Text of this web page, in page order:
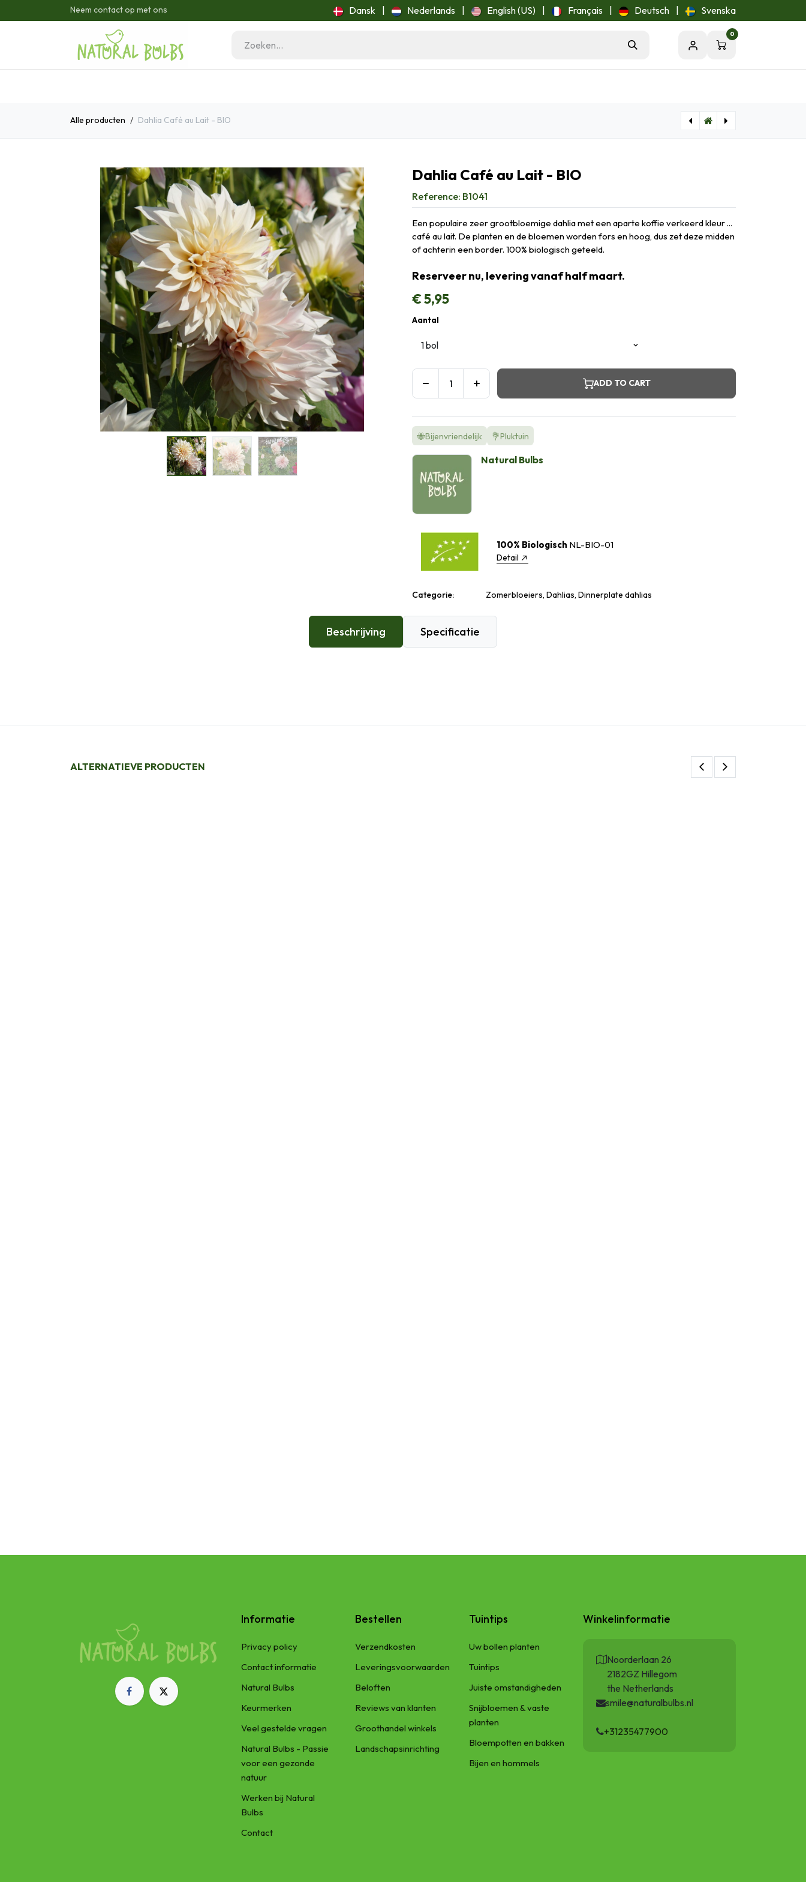
Overslaan naar inhoudNeem contact op met ons Dansk | Nederlands | English (US) | Français | Deutsch | Svenska
0
Alle producten Dahlia Café au Lait - BIO
Dahlia Café au Lait - BIO
Reference: B1041
Een populaire zeer grootbloemige dahlia met een aparte koffie verkeerd kleur ...
café au lait. De planten en de bloemen worden fors en hoog, dus zet deze midden
of achterin een border. 100% biologisch geteeld.
Reserveer nu, levering vanaf half maart.
€5,95
Aantal
ADD TO CART
🐝Bijenvriendelijk 💐Pluktuin
Natural Bulbs
100% Biologisch NL-BIO-01
Detail
Categorie: Zomerbloeiers, Dahlias, Dinnerplate dahlias
Beschrijving Specificatie
ALTERNATIEVE PRODUCTEN
Informatie
Privacy policy
Contact informatie
Natural Bulbs
Keurmerken
Veel gestelde vragen
Natural Bulbs - Passie
voor een gezonde
natuur
Werken bij Natural
Bulbs
Contact
Bestellen
Verzendkosten
Leveringsvoorwaarden
Beloften
Reviews van klanten
Groothandel winkels
Landschapsinrichting
Tuintips
Uw bollen planten
Tuintips
Juiste omstandigheden
Snijbloemen & vaste
planten
Bloempotten en bakken
Bijen en hommels
Winkelinformatie
Noorderlaan 26
2182GZ Hillegom
the Netherlands
smile@naturalbulbs.nl
+31235477900